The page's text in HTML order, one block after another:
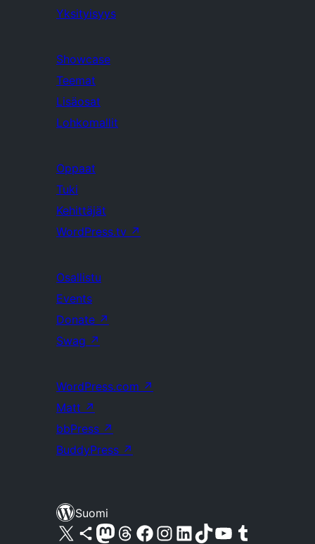
Yksityisyys
Showcase
Teemat
Lisäosat
Lohkomallit
Oppaat
Tuki
Kehittäjät
WordPress.tv ↗
Osallistu
Events
Donate ↗
Swag ↗
WordPress.com ↗
Matt ↗
bbPress ↗
BuddyPress ↗
Suomi
Visit our X (formerly Twitter) account
Visit our Bluesky account
Visit our Mastodon account
Visit our Threads account
Visit our Facebook pageVisit our Instagram account
Visit our LinkedIn account
Visit our TikTok account
Näytä YouTube-kanavaVisit our Tumblr account